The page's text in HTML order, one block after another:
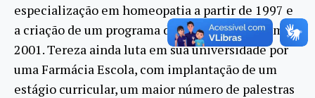
especialização em homeopatia a partir de 1997 e
a criação de um programa de pós-graduação em
2001. Tereza ainda luta em sua universidade por
uma Farmácia Escola, com implantação de um
estágio curricular, um maior número de palestras